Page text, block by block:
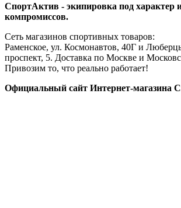
СпортАктив - экипировка под характер и
компромиссов.
Сеть магазинов спортивных товаров:
Раменское, ул. Космонавтов, 40Г и
проспект, 5. Доставка по Москве и
Привозим то, что реально работает!
Официальный сайт Интернет-магазина